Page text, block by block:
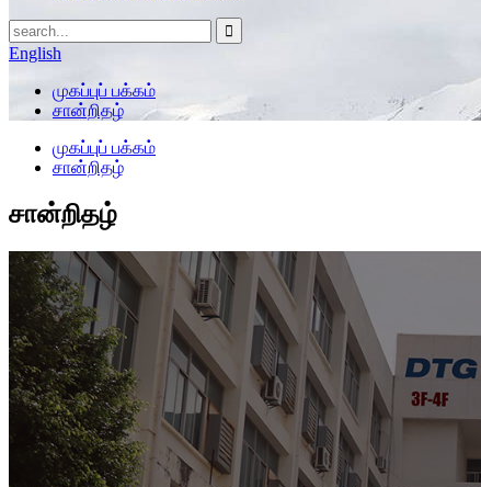
English
முகப்புப் பக்கம்
சான்றிதழ்
முகப்புப் பக்கம்
சான்றிதழ்
சான்றிதழ்